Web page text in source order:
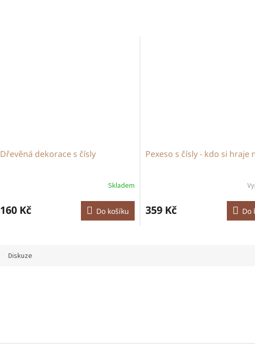
Dřevěná dekorace s čísly
Skladem
160 Kč Do košíku
Pexeso s čísly - kdo si hraje
359 Kč Do
Diskuze